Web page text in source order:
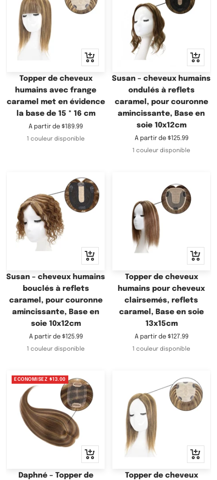
Apercu
rapide
Topper de cheveux
humains avec frange
caramel met en évidence
la base de 15 * 16 cm
Prix
de
A partir de $189.99
1 couleur disponible
Apercu
rapide
Susan – cheveux humains
ondulés à reflets
caramel, pour couronne
amincissante, Base en
soie 10x12cm
Prix
de
A partir de $125.99
1 couleur disponible
Apercu
rapide
Susan – cheveux humains
bouclés à reflets
caramel, pour couronne
amincissante, Base en
soie 10x12cm
Prix
de
A partir de $125.99
1 couleur disponible
Apercu
rapide
Topper de cheveux
humains pour cheveux
clairsemés, reflets
caramel, Base en soie
13x15cm
Prix
de
A partir de $127.99
1 couleur disponible
ECONOMISEZ $13.00
Apercu
rapide
Daphné – Topper de
Apercu
rapide
Topper de cheveux